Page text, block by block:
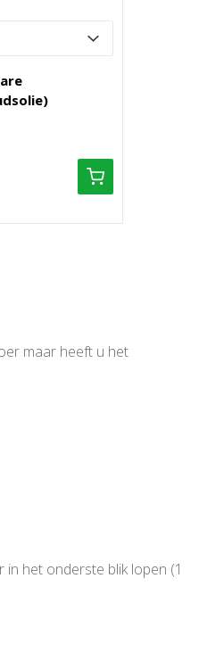
maar heeft u het
het onderste blik lopen (1